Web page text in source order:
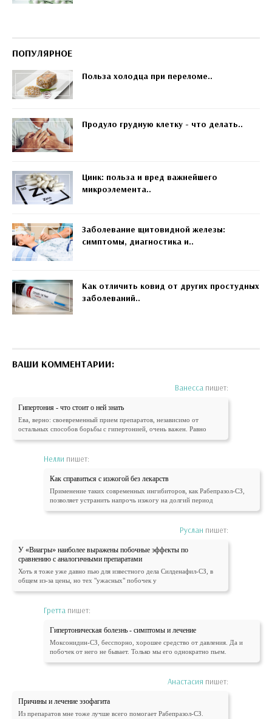
ПОПУЛЯРНОЕ
Польза холодца при переломе..
Продуло грудную клетку - что делать..
Цинк: польза и вред важнейшего
микроэлемента..
Заболевание щитовидной железы:
симптомы, диагностика и..
Как отличить ковид от других простудных
заболеваний..
ВАШИ КОММЕНТАРИИ:
Ванесса пишет:
Гипертония - что стоит о ней знать
Ева, верно: своевременный прием препаратов, независимо от
остальных способов борьбы с гипертонией, очень важен. Равно
Нелли пишет:
Как справиться с изжогой без лекарств
Применение таких современных ингибиторов, как Рабепразол-СЗ,
позволяет устранить напрочь изжогу на долгий период
Руслан пишет:
У «Виагры» наиболее выражены побочные эффекты по
сравнению с аналогичными препаратами
Хоть я тоже уже давно пью для известного дела Силденафил-СЗ, в
общем из-за цены, но тех "ужасных" побочек у
Гретта пишет:
Гипертоническая болезнь - симптомы и лечение
Моксонидин-СЗ, бесспорно, хорошее средство от давления. Да и
побочек от него не бывает. Только мы его однократно пьем.
Анастасия пишет:
Причины и лечение эзофагита
Из препаратов мне тоже лучше всего помогает Рабепразол-СЗ.